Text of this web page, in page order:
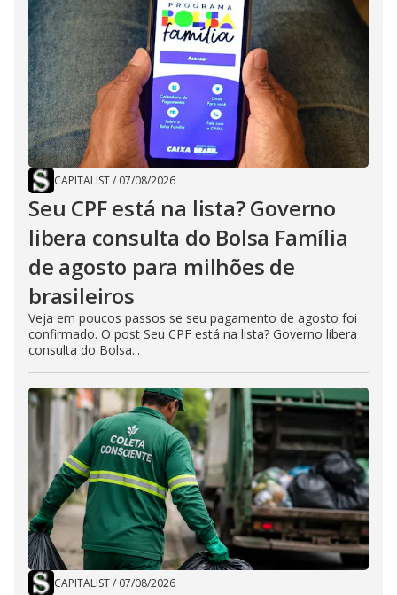
CAPITALIST/ 07/08/2026
Seu CPF está na lista? Governo
libera consulta do Bolsa Família
de agosto para milhões de
brasileiros
Veja em poucos passos se seu pagamento de agosto foi
confirmado. O post Seu CPF está na lista? Governo libera
consulta do Bolsa...
CAPITALIST/ 07/08/2026